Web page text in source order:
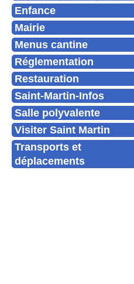
Enfance
Mairie
Menus cantine
Réglementation
Restauration
Saint-Martin-Infos
Salle polyvalente
Visiter Saint Martin
Transports et
déplacements